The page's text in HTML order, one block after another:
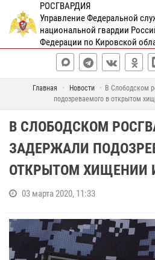
РОСГВАРДИЯ
Управление Федеральной
национальной гвардии
Федерации по Кировской
Главная Новости
В Слободском
подозреваемого в открытом
В СЛОБОДСКОМ
ЗАДЕРЖАЛИ
ОТКРЫТОМ ХИЩЕНИИ
03 марта 2020, 11:33